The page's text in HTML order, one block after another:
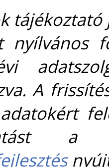
nyílvános
A